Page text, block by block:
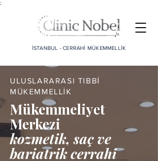
;
İSTANBUL - CERRAHİ MÜKEMMELLİK
ULUSLARARASI TIBBİ
MÜKEMMELLİK
Mükemmeliyet
Merkezi
kozmetik, saç ve
bariatrik cerrahi